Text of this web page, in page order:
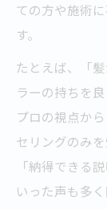
ての方や施術
す。
たとえば、「
ラーの持ちを
プロの視点か
セリングのみ
「納得できる
いった声も多く